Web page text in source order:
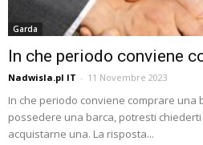
Garda
In che periodo conviene
Nadwisla.pl IT - 11 Novembre 2023
In che periodo conviene comprare una
possedere una barca, potresti
acquistarne una. La risposta...